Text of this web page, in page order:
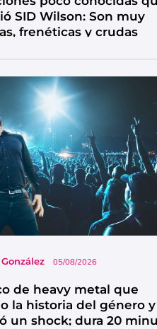
SID Wilson: Son muy
frenéticas y crudas
05/08/2026
de heavy metal que
la historia del género y
un shock; dura 20